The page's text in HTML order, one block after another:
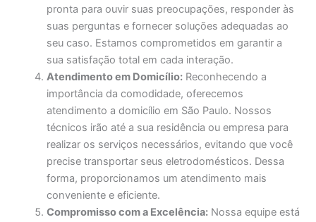
pronta para ouvir suas preocupações, responder às
suas perguntas e fornecer soluções adequadas ao
seu caso. Estamos comprometidos em garantir a
sua satisfação total em cada interação.
Atendimento em Domicílio: Reconhecendo a
importância da comodidade, oferecemos
atendimento a domicílio em São Paulo. Nossos
técnicos irão até a sua residência ou empresa para
realizar os serviços necessários, evitando que você
precise transportar seus eletrodomésticos. Dessa
forma, proporcionamos um atendimento mais
conveniente e eficiente.
Compromisso com a Excelência: Nossa equipe está